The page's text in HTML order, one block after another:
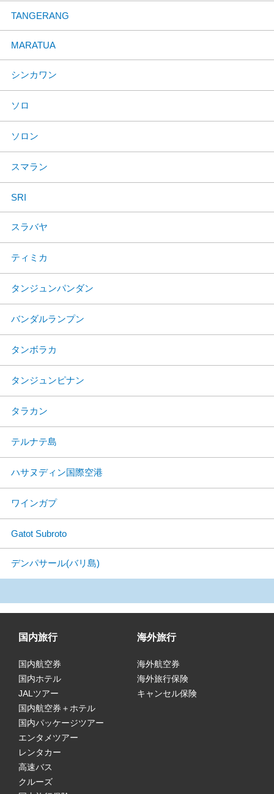
TANGERANG
MARATUA
シンカワン
ソロ
ソロン
スマラン
SRI
スラバヤ
ティミカ
タンジュンパンダン
バンダルランプン
タンボラカ
タンジュンピナン
タラカン
テルナテ島
ハサヌディン国際空港
ワインガプ
Gatot Subroto
デンパサール(バリ島)
国内旅行
国内航空券
国内ホテル
JALツアー
国内航空券＋ホテル
国内パッケージツアー
エンタメツアー
レンタカー
高速バス
クルーズ
海外旅行
海外航空券
海外旅行保険
キャンセル保険